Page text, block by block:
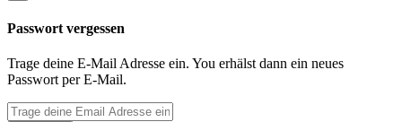
Passwort vergessen
Trage deine E-Mail Adresse ein. You erhälst dann ein neues
Passwort per E-Mail.